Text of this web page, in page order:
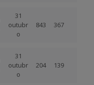
31
outubr
o
843 367
31
outubr
o
204 139